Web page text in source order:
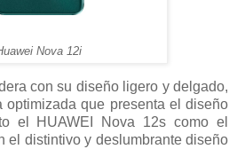
Nova 12i
con su diseño ligero y delgado,
optimizada que presenta el diseño
el HUAWEI Nova 12s como el
el distintivo y deslumbrante diseño